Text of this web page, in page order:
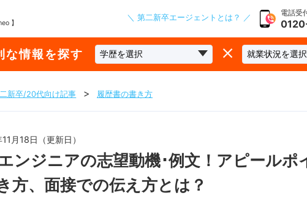
】
＼ 第二新卒エージェントとは？ ／ 電話受
な情報を探す
新卒/20代向け記事 履歴書の書き方
月18日（更新日）
ンジニアの志望動機･例文！アピールポ
方、面接での伝え方とは？